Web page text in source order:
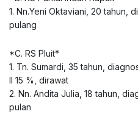
1. Nn.Yeni Oktaviani, 20 tahun,
pulang
*C. RS Pluit*
1. Tn. Sumardi, 35 tahun,
II 15 %, dirawat
2. Nn. Andita Julia, 18 tahun,
pulan